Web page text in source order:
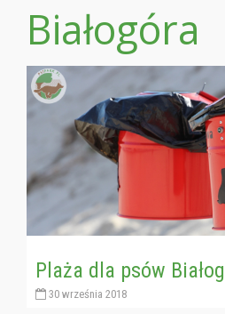
Białogóra
Plaża dla psów
30 września 2018